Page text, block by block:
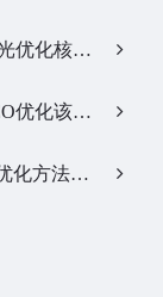
GEO排名优化系统：AI搜索时代品牌曝光优化核心工具…
当用户只问AI不搜网页，品牌的全域GEO优化该交给谁？…
化方法…